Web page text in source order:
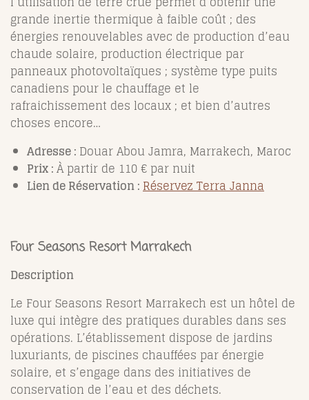
grande inertie thermique à faible coût ; des
énergies renouvelables avec de production d’eau
chaude solaire, production électrique par
panneaux photovoltaïques ; système type puits
canadiens pour le chauffage et le
rafraichissement des locaux ; et bien d’autres
choses encore…
Adresse : Douar Abou Jamra, Marrakech, Maroc
Prix :À partir de 110 € par nuit
Lien de Réservation :Réservez Terra Janna
Four Seasons Resort Marrakech
Description
Le Four Seasons Resort Marrakech est un hôtel de
luxe qui intègre des pratiques durables dans ses
opérations. L’établissement dispose de jardins
luxuriants, de piscines chauffées par énergie
solaire, et s’engage dans des initiatives de
conservation de l’eau et des déchets.